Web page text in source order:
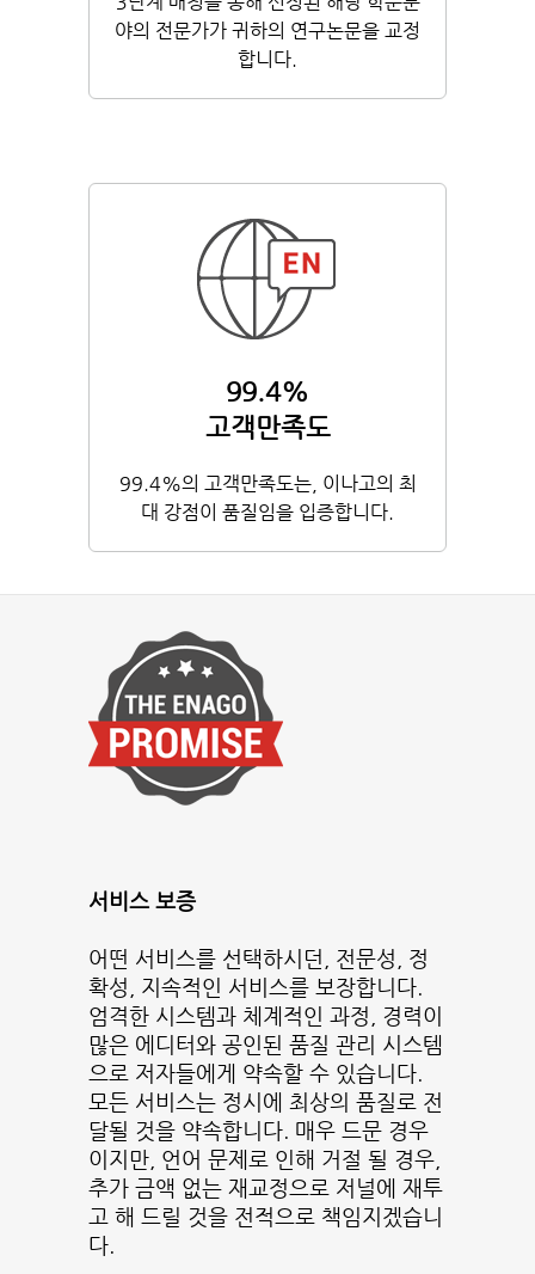
야의 전문가가 귀하의 연구논문을 교정
합니다.
99.4%
고객만족도
99.4%의 고객만족도는, 이나고의 최
대 강점이 품질임을 입증합니다.
서비스 보증
어떤 서비스를 선택하시던, 전문성, 정
확성, 지속적인 서비스를 보장합니다.
엄격한 시스템과 체계적인 과정, 경력이
많은 에디터와 공인된 품질 관리 시스템
으로 저자들에게 약속할 수 있습니다.
모든 서비스는 정시에 최상의 품질로 전
달될 것을 약속합니다. 매우 드문 경우
이지만, 언어 문제로 인해 거절 될 경우,
추가 금액 없는 재교정으로 저널에 재투
고 해 드릴 것을 전적으로 책임지겠습니
다.